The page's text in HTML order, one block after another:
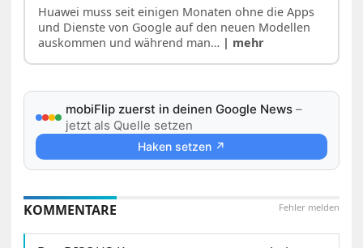
Huawei muss seit einigen Monaten ohne die Apps
und Dienste von Google auf den neuen Modellen
auskommen und während man… | mehr
mobiFlip zuerst in deinen Google News –
jetzt als Quelle setzen
Haken setzen ↗
Fehler melden
KOMMENTARE